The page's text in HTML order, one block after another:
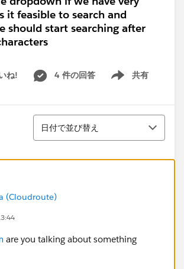
it feasible to search and
should start searching after
ね! 4 件の回答 共有
Show menu
並び替え
日付で並び替え
(Cloudroute)
are you talking about something